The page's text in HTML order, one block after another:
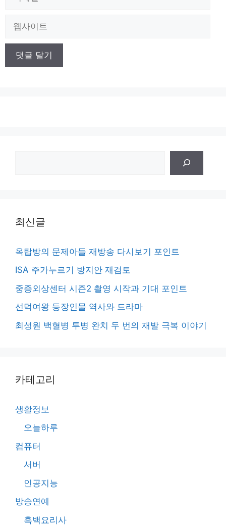
최신글
옥탑방의 문제아들 재방송 다시보기 포인트
ISA 주가누르기 방지안 재검토
중증외상센터 시즌2 촬영 시작과 기대 포인트
선덕여왕 등장인물 역사와 드라마
최성원 백혈병 투병 완치 두 번의 재발 극복 이야기
카테고리
생활정보
오늘하루
컴퓨터
서버
인공지능
방송연예
흑백요리사